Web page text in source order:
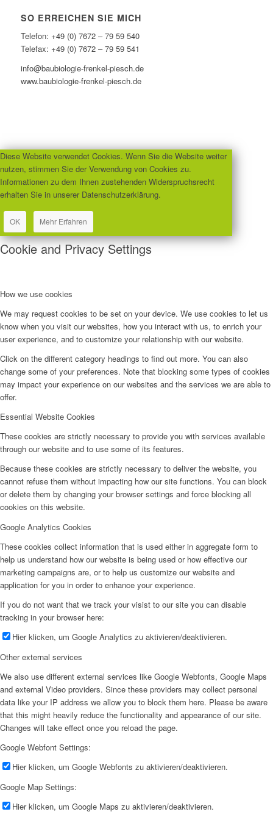
SO ERREICHEN SIE MICH
Telefon: +49 (0) 7672 – 79 59 540
Telefax: +49 (0) 7672 – 79 59 541
info@baubiologie-frenkel-piesch.de
www.baubiologie-frenkel-piesch.de
Diese Website verwendet Cookies. Wenn Sie die Website weiter
nutzen, stimmen Sie der Verwendung von Cookies zu.
Informationen zu dem Ihnen zustehenden Widerspruchsrecht
erhalten Sie in unserer Datenschutzerklärung.
OK Mehr Erfahren
Cookie and Privacy Settings
How we use cookies
We may request cookies to be set on your device. We use cookies to let us
know when you visit our websites, how you interact with us, to enrich your
user experience, and to customize your relationship with our website.
Click on the different category headings to find out more. You can also
change some of your preferences. Note that blocking some types of cookies
may impact your experience on our websites and the services we are able to
offer.
Essential Website Cookies
These cookies are strictly necessary to provide you with services available
through our website and to use some of its features.
Because these cookies are strictly necessary to deliver the website, you
cannot refuse them without impacting how our site functions. You can block
or delete them by changing your browser settings and force blocking all
cookies on this website.
Google Analytics Cookies
These cookies collect information that is used either in aggregate form to
help us understand how our website is being used or how effective our
marketing campaigns are, or to help us customize our website and
application for you in order to enhance your experience.
If you do not want that we track your visist to our site you can disable
tracking in your browser here:
Hier klicken, um Google Analytics zu aktivieren/deaktivieren.
Other external services
We also use different external services like Google Webfonts, Google Maps
and external Video providers. Since these providers may collect personal
data like your IP address we allow you to block them here. Please be aware
that this might heavily reduce the functionality and appearance of our site.
Changes will take effect once you reload the page.
Google Webfont Settings:
Hier klicken, um Google Webfonts zu aktivieren/deaktivieren.
Google Map Settings:
Hier klicken, um Google Maps zu aktivieren/deaktivieren.